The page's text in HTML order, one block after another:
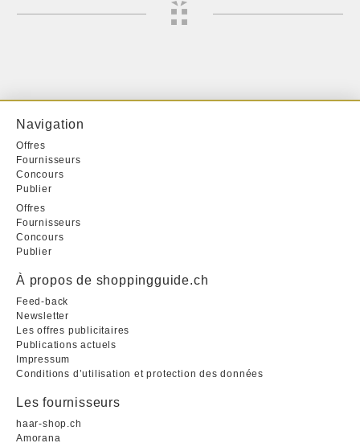
Navigation
Offres
Fournisseurs
Concours
Publier
Offres
Fournisseurs
Concours
Publier
À propos de shoppingguide.ch
Feed-back
Newsletter
Les offres publicitaires
Publications actuels
Impressum
Conditions d’utilisation et protection des données
Les fournisseurs
haar-shop.ch
Amorana